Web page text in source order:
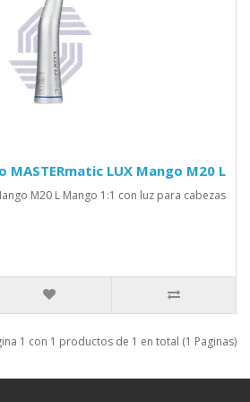
MASTERmatic LUX Mango M20 L
M20 L Mango 1:1 con luz para cabezas
1 con 1 productos de 1 en total (1 Paginas)